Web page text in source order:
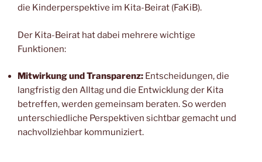
die Kinderperspektive im Kita-Beirat (FaKiB).
Der Kita-Beirat hat dabei mehrere wichtige
Funktionen:
Mitwirkung und Transparenz: Entscheidungen, die
langfristig den Alltag und die Entwicklung der Kita
betreffen, werden gemeinsam beraten. So werden
unterschiedliche Perspektiven sichtbar gemacht und
nachvollziehbar kommuniziert.